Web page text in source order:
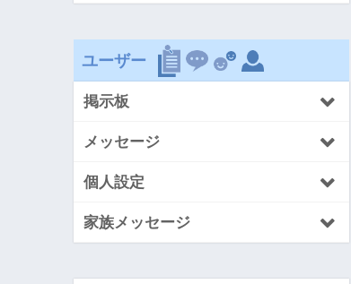
ユーザー
掲示板
メッセージ
個人設定
家族メッセージ